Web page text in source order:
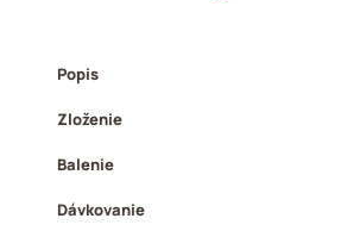
Popis
Zloženie
Balenie
Dávkovanie